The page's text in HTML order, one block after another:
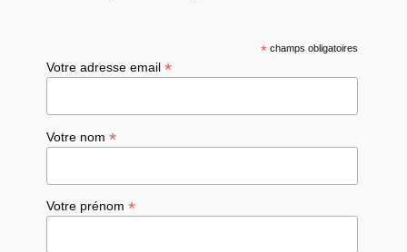
*champs obligatoires
Votre adresse email*
Votre nom*
Votre prénom*